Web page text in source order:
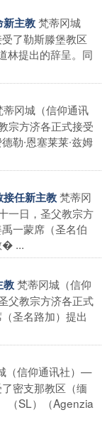
新主教梵蒂冈城
了勒斯滕堡教区
林提出的辞呈。同
蒂冈城（信仰通讯
宗方济各正式接受
勒∙恩塞莱莱∙兹姆
任新主教梵蒂冈
一日，圣父教宗方
一蒙席（圣名伯
� ...
教梵蒂冈城（信仰
父教宗方济各正式
圣名路加）提出
（信仰通讯社）—
密支那教区（缅
（SL）（Agenzia